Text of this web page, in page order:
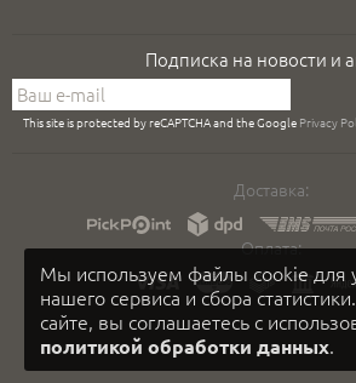
Мы используем файлы cookie для
нашего сервиса и сбора
сайте, вы соглашаетесь с
политикой обработки данных.
Подписка на новости и
This site is protected by reCAPTCHA and the Google Privacy
Доставка:
Оплата: